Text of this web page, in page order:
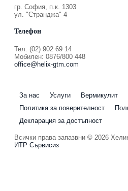
гр. София, п.к. 1303
ул. "Странджа" 4
Телефон
Тел: (02) 902 69 14
Мобилен: 0876/800 448
office@helix-gtm.com
За нас Услуги Вермикулит
Политика за поверителност
Декларация за достъпност
Всички права запазвни © 2026
ИТР Сървисиз